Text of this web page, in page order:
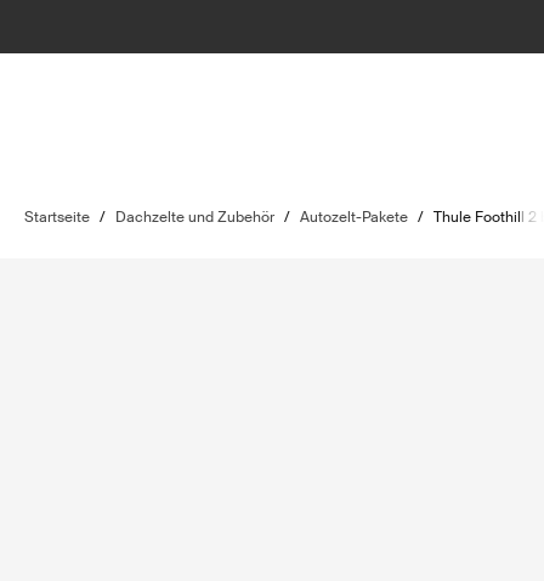
Startseite / Dachzelte und Zubehör / Autozelt-Pakete / Thule Foothill 2